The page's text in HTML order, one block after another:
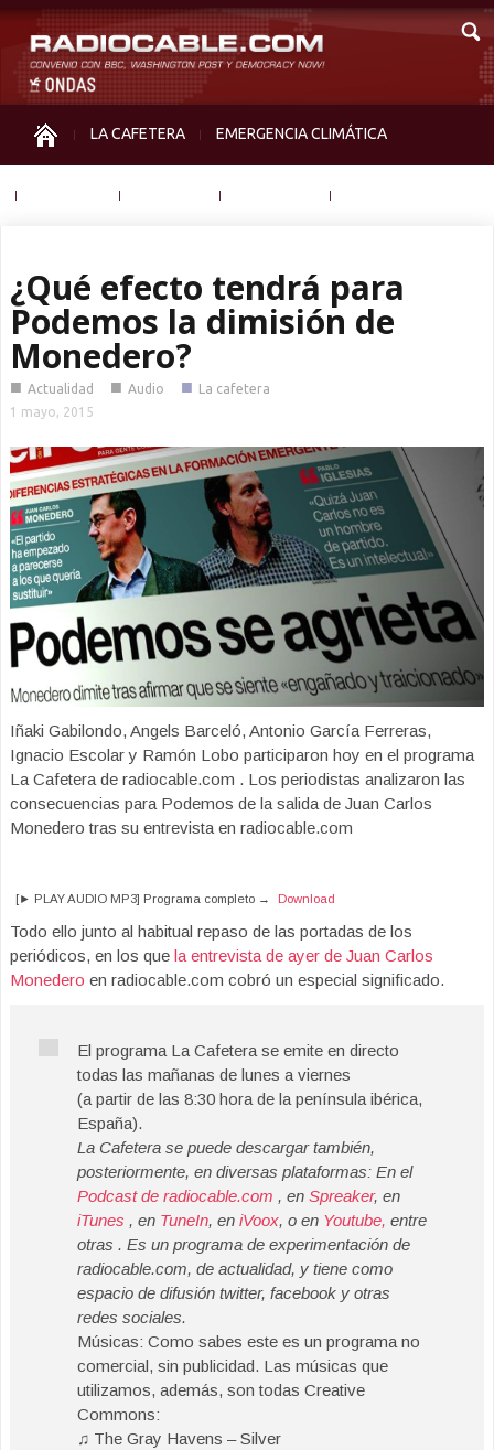
LA CAFETERA EMERGENCIA CLIMÁTICA
¿Qué efecto tendrá para
Podemos la dimisión de
Monedero?
■ Actualidad ■ Audio ■ La cafetera
1 mayo, 2015
Iñaki Gabilondo, Angels Barceló, Antonio García Ferreras,
Ignacio Escolar y Ramón Lobo participaron hoy en el programa
La Cafetera de radiocable.com . Los periodistas analizaron las
consecuencias para Podemos de la salida de Juan Carlos
Monedero tras su entrevista en radiocable.com
[► PLAY AUDIO MP3] Programa completo → Download
Todo ello junto al habitual repaso de las portadas de los
periódicos, en los que la entrevista de ayer de Juan Carlos
Monedero en radiocable.com cobró un especial significado.
El programa La Cafetera se emite en directo
todas las mañanas de lunes a viernes
(a partir de las 8:30 hora de la península ibérica,
España).
La Cafetera se puede descargar también,
posteriormente, en diversas plataformas: En el
Podcast de radiocable.com , en Spreaker, en
iTunes , en TuneIn, en iVoox, o en Youtube, entre
otras . Es un programa de experimentación de
radiocable.com, de actualidad, y tiene como
espacio de difusión twitter, facebook y otras
redes sociales.
Músicas: Como sabes este es un programa no
comercial, sin publicidad. Las músicas que
utilizamos, además, son todas Creative
Commons:
♫ The Gray Havens – Silver